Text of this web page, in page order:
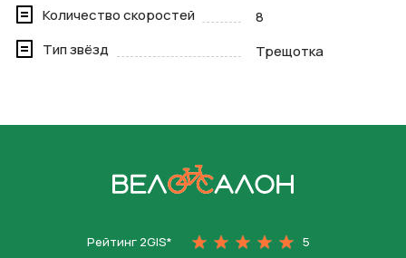
Количество скоростей
8
Тип звёзд
Трещотка
Рейтинг 2GIS*
5